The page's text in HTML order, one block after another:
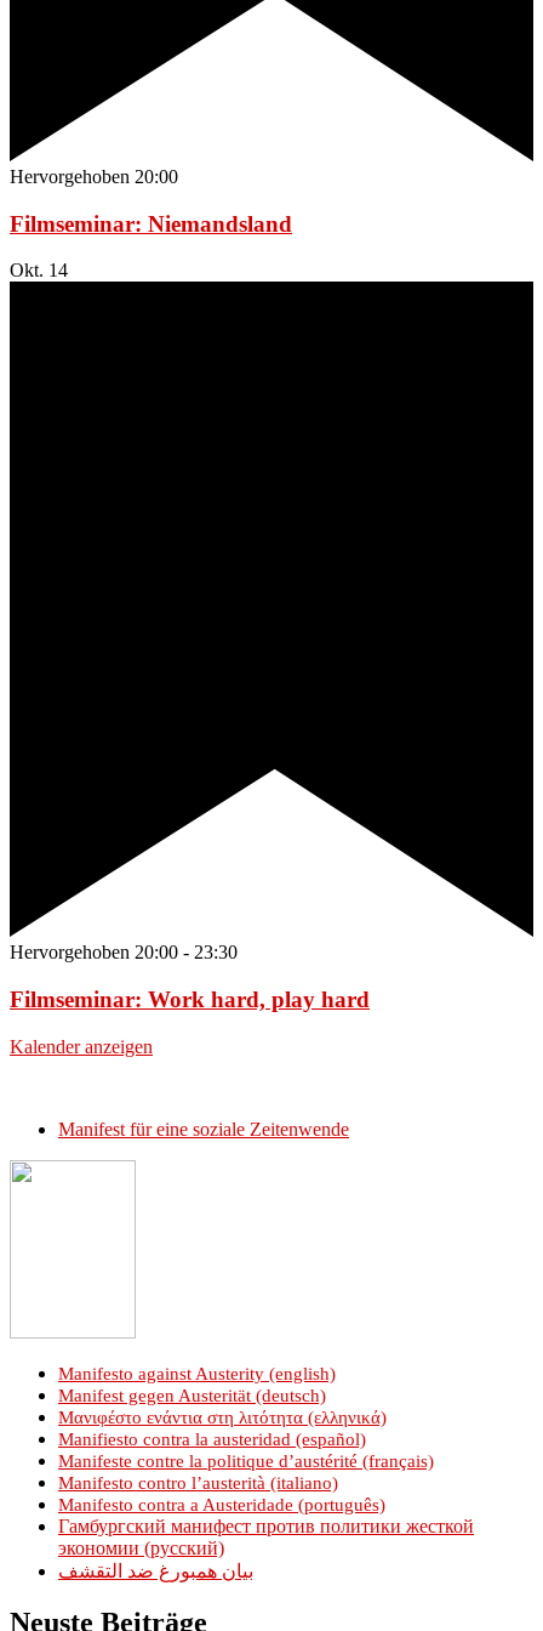
Hervorgehoben 20:00
Filmseminar: Niemandsland
Okt. 14
Hervorgehoben 20:00 - 23:30
Filmseminar: Work hard, play hard
Kalender anzeigen
Manifest für eine soziale Zeitenwende
Manifesto against Austerity (english)
Manifest gegen Austerität (deutsch)
Μανιφέστο ενάντια στη λιτότητα (ελληνικά)
Manifiesto contra la austeridad (español)
Manifeste contre la politique d’austérité (français)
Manifesto contro l’austerità (italiano)
Manifesto contra a Austeridade (português)
Гамбургский манифест против политики жесткой
экономии (русский)
بيان همبورغ ضد التقشف
Neuste Beiträge